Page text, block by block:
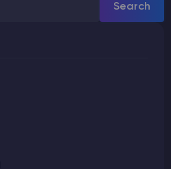
Search